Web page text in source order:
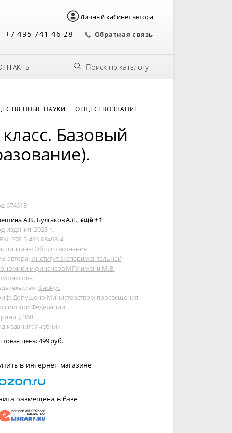
Личный кабинет автора
+7 495 741 46 28 Обратная связь
Поиск по каталогу
НАУКИ ОБЩЕСТВОЗНАНИЕ
Базовый
674613
А.В., Булгаков А.Л., ещё + 1
издания: 2023 г.
978-5-406-08498-4
Обществознание
автора: Институт экспериментальной
и финансов МГУ имени М.В.
КноРус
Допущено Министерством просвещения
Федерации
368
издания: Учебник
цена:499 руб.
в интернет-магазине
размещена в базе